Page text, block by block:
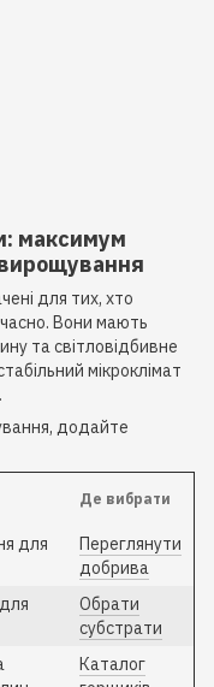
максимум
для тих, хто
Вони мають
та світловідбивне
мікроклімат
додайте
Де вибрати
для
Переглянути
добрива
Обрати
субстрати
Каталог